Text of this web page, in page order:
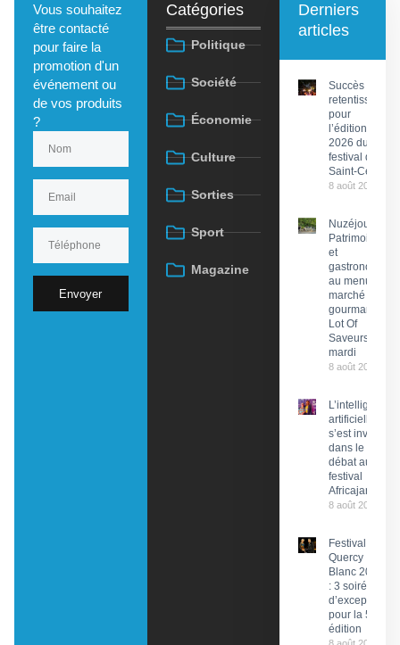
Vous souhaitez
être contacté
pour faire la
promotion d'un
événement ou
de vos produits
?
Envoyer
Catégories
Politique
Société
Économie
Culture
Sorties
Sport
Magazine
Derniers
articles
Succès
retentissant
pour
l’édition
2026 du
festival de
Saint-Céré
8 août 2026
Nuzéjouls :
Patrimoine
et
gastronomie
au menu du
marché
gourmand
Lot Of
Saveurs ce
mardi
8 août 2026
L’intelligence
artificielle
s’est invitée
dans le
débat au
festival
Africajarc
8 août 2026
Festival du
Quercy
Blanc 2026
: 3 soirées
d’exception
pour la 58e
édition